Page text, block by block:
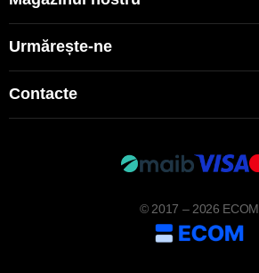
Urmărește-ne
Contacte
© 2017 – 2026 ECOM